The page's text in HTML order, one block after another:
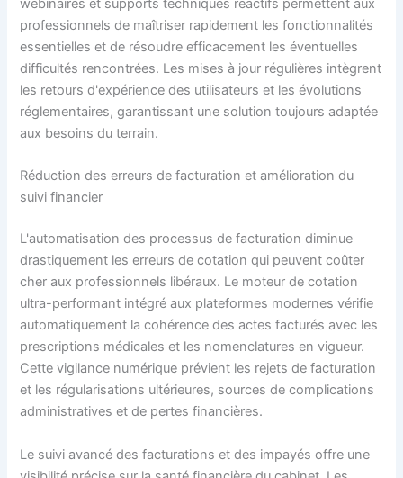
webinaires et supports techniques réactifs permettent aux
professionnels de maîtriser rapidement les fonctionnalités
essentielles et de résoudre efficacement les éventuelles
difficultés rencontrées. Les mises à jour régulières intègrent
les retours d'expérience des utilisateurs et les évolutions
réglementaires, garantissant une solution toujours adaptée
aux besoins du terrain.
Réduction des erreurs de facturation et amélioration du
suivi financier
L'automatisation des processus de facturation diminue
drastiquement les erreurs de cotation qui peuvent coûter
cher aux professionnels libéraux. Le moteur de cotation
ultra-performant intégré aux plateformes modernes vérifie
automatiquement la cohérence des actes facturés avec les
prescriptions médicales et les nomenclatures en vigueur.
Cette vigilance numérique prévient les rejets de facturation
et les régularisations ultérieures, sources de complications
administratives et de pertes financières.
Le suivi avancé des facturations et des impayés offre une